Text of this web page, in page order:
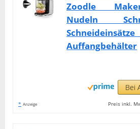
Zoodle
Nudeln
Auffangbehälter
Bei
* Anzeige Preis inkl.